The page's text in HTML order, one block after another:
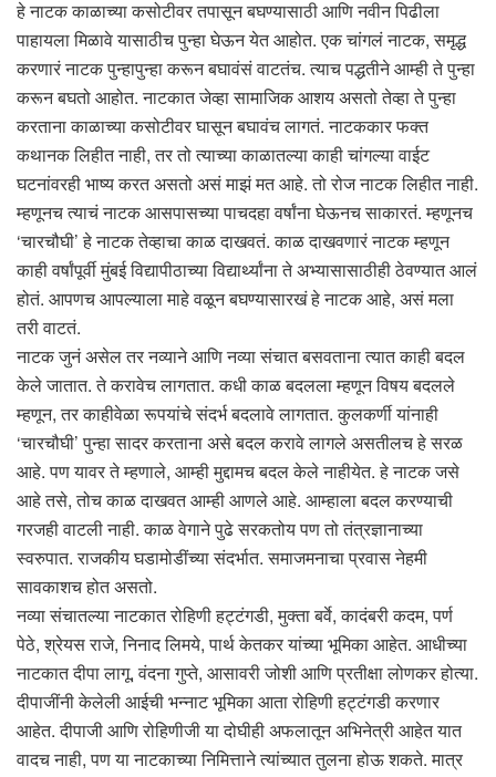
हे नाटक काळाच्या कसोटीवर तपासून बघण्यासाठी आणि नवीन पिढीला
पाहायला मिळावे यासाठीच पुन्हा घेऊन येत आहोत. एक चांगलं नाटक, समृद्ध
करणारं नाटक पुन्हापुन्हा करून बघावंसं वाटतंच. त्याच पद्धतीने आम्ही ते पुन्हा
करून बघतो आहोत. नाटकात जेव्हा सामाजिक आशय असतो तेव्हा ते पुन्हा
करताना काळाच्या कसोटीवर घासून बघावंच लागतं. नाटककार फक्त
कथानक लिहीत नाही, तर तो त्याच्या काळातल्या काही चांगल्या वाईट
घटनांवरही भाष्य करत असतो असं माझं मत आहे. तो रोज नाटक लिहीत नाही.
म्हणूनच त्याचं नाटक आसपासच्या पाचदहा वर्षांना घेऊनच साकारतं. म्हणूनच
‘चारचौघी’ हे नाटक तेव्हाचा काळ दाखवतं. काळ दाखवणारं नाटक म्हणून
काही वर्षांपूर्वी मुंबई विद्यापीठाच्या विद्यार्थ्यांना ते अभ्यासासाठीही ठेवण्यात आलं
होतं. आपणच आपल्याला माहे वळून बघण्यासारखं हे नाटक आहे, असं मला
तरी वाटतं.
नाटक जुनं असेल तर नव्याने आणि नव्या संचात बसवताना त्यात काही बदल
केले जातात. ते करावेच लागतात. कधी काळ बदलला म्हणून विषय बदलले
म्हणून, तर काहीवेळा रूपयांचे संदर्भ बदलावे लागतात. कुलकर्णी यांनाही
‘चारचौघी’ पुन्हा सादर करताना असे बदल करावे लागले असतीलच हे सरळ
आहे. पण यावर ते म्हणाले, आम्ही मुद्दामच बदल केले नाहीयेत. हे नाटक जसे
आहे तसे, तोच काळ दाखवत आम्ही आणले आहे. आम्हाला बदल करण्याची
गरजही वाटली नाही. काळ वेगाने पुढे सरकतोय पण तो तंत्रज्ञानाच्या
स्वरुपात. राजकीय घडामोडींच्या संदर्भात. समाजमनाचा प्रवास नेहमी
सावकाशच होत असतो.
नव्या संचातल्या नाटकात रोहिणी हट्टंगडी, मुक्ता बर्वे, कादंबरी कदम, पर्ण
पेठे, श्रेयस राजे, निनाद लिमये, पार्थ केतकर यांच्या भूमिका आहेत. आधीच्या
नाटकात दीपा लागू, वंदना गुप्ते, आसावरी जोशी आणि प्रतीक्षा लोणकर होत्या.
दीपाजींनी केलेली आईची भन्नाट भूमिका आता रोहिणी हट्टंगडी करणार
आहेत. दीपाजी आणि रोहिणीजी या दोघीही अफलातून अभिनेत्री आहेत यात
वादच नाही, पण या नाटकाच्या निमित्ताने त्यांच्यात तुलना होऊ शकते. मात्र